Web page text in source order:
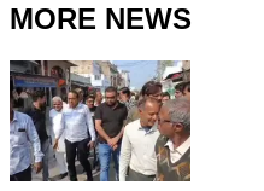
MORE NEWS